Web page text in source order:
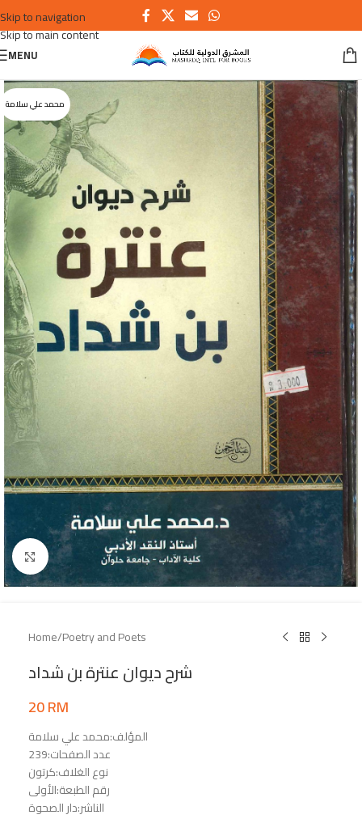
Skip to navigation
Skip to main content
MENU
محمد علي سلامة
Click to enlarge
Home/Poetry and Poets
شرح ديوان عنترة بن شداد
20RM
المؤلف:محمد علي سلامة
عدد الصفحات:239
نوع الغلاف:كرتون
رقم الطبعة:الأولى
الناشر:دار الصحوة